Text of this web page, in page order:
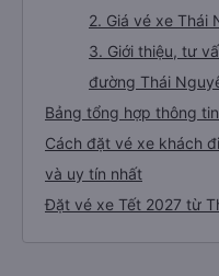
2. Giá vé xe Thái
3. Giới thiệu, tư
đường Thái
Bảng tổng hợp thông
Cách đặt vé xe khách
và uy tín nhất
Đặt vé xe Tết 2027 từ